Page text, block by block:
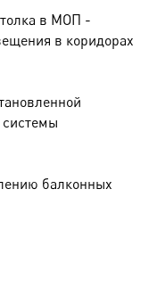
в МОП -
в коридорах
системы
балконных